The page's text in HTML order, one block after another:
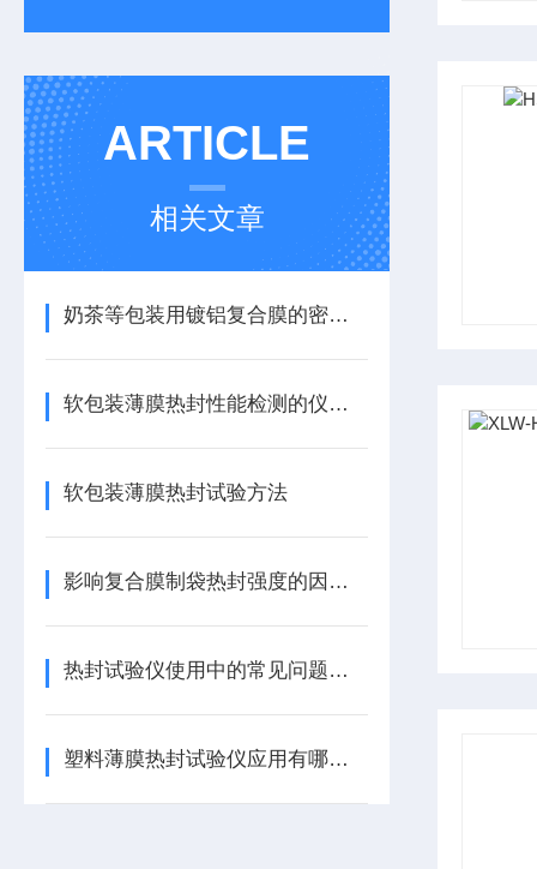
ARTICLE
相关文章
奶茶等包装用镀铝复合膜的密封性能检测
软包装薄膜热封性能检测的仪器选择及参考标准
软包装薄膜热封试验方法
影响复合膜制袋热封强度的因素有哪些？
热封试验仪使用中的常见问题有哪些
塑料薄膜热封试验仪应用有哪些？